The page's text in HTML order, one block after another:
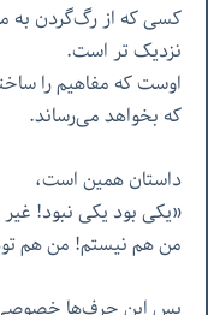
کسی که از رگ‌گردن به
نزدیک تر است.
اوست که مفاهیم را
که بخواهد می‌رساند.
داستان همین است،
«یکی بود یکی نبود!
من هم نیستم! من هم
پس این حرف‌ها